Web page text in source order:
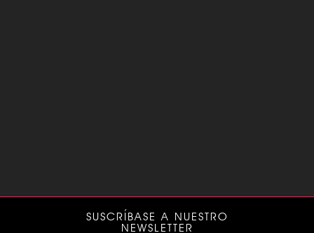
SUSCRÍBASE A NUESTRO
NEWSLETTER